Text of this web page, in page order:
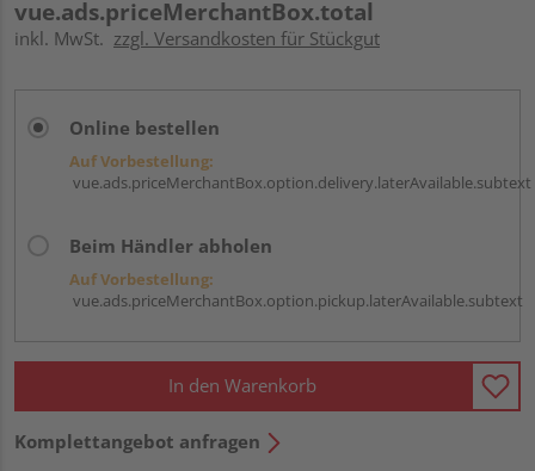
vue.ads.priceMerchantBox.total
inkl. MwSt. zzgl. Versandkosten für Stückgut
Online bestellen
Auf Vorbestellung:
vue.ads.priceMerchantBox.option.delivery.laterAvailable.subtext
Beim Händler abholen
Auf Vorbestellung:
vue.ads.priceMerchantBox.option.pickup.laterAvailable.subtext
In den Warenkorb
Komplettangebot anfragen